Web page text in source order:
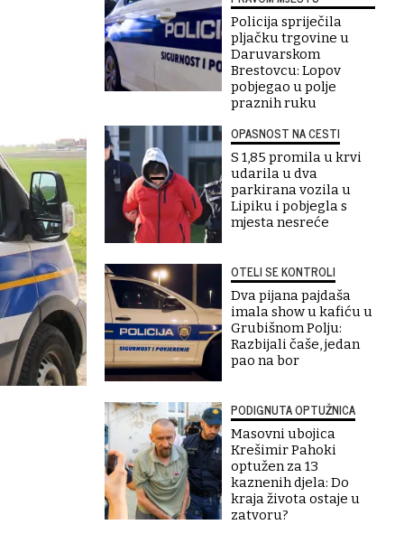
Policija spriječila
pljačku trgovine u
Daruvarskom
Brestovcu: Lopov
pobjegao u polje
praznih ruku
OPASNOST NA CESTI
S 1,85 promila u krvi
udarila u dva
parkirana vozila u
Lipiku i pobjegla s
mjesta nesreće
OTELI SE KONTROLI
Dva pijana pajdaša
imala show u kafiću u
Grubišnom Polju:
Razbijali čaše, jedan
pao na bor
PODIGNUTA OPTUŽNICA
Masovni ubojica
Krešimir Pahoki
optužen za 13
kaznenih djela: Do
kraja života ostaje u
zatvoru?